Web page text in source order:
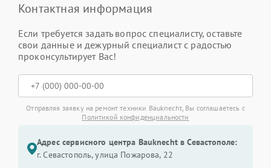
Контактная информация
Если требуется задать вопрос специалисту, оставьте
свои данные и дежурный специалист с радостью
проконсультирует Вас!
Отправляя заявку на ремонт техники Bauknecht, Вы соглашаетесь с
Политикой конфиденциальности
Адрес сервисного центра Bauknecht в Севастополе:
г. Севастополь, улица Пожарова, 22